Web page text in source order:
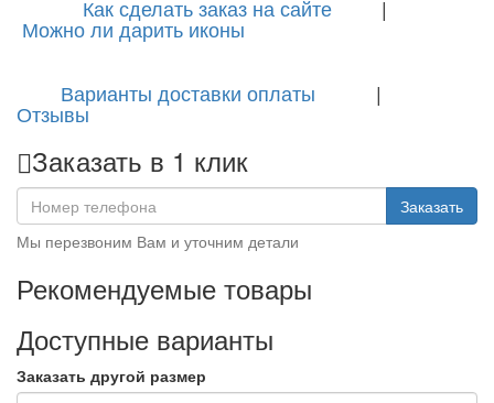
Как сделать заказ на сайте |
Можно ли дарить иконы
Варианты доставки оплаты |
Отзывы
Заказать в 1 клик
Заказать
Мы перезвоним Вам и уточним детали
Рекомендуемые товары
Доступные варианты
Заказать другой размер